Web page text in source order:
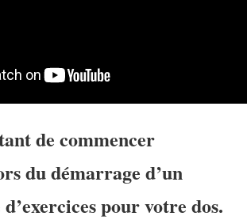
de commencer
du démarrage d’un
pour votre dos.